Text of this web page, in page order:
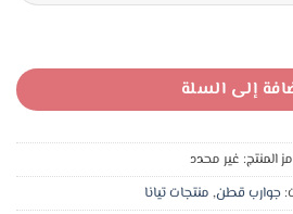
بدون خياطة
إلى السلة
المنتج: غير محدد
جوارب قطن, منتجات تيانا